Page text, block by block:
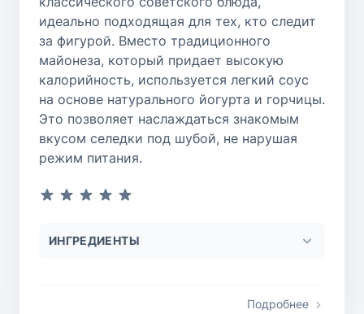
идеально подходящая для тех, кто следит
за фигурой. Вместо традиционного
майонеза, который придает высокую
калорийность, используется легкий соус
на основе натурального йогурта и горчицы.
Это позволяет наслаждаться знакомым
вкусом селедки под шубой, не нарушая
режим питания.
ИНГРЕДИЕНТЫ
Подробнее